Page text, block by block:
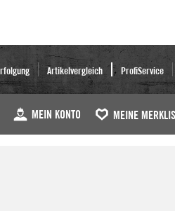
Artikelvergleich ProfiService
MEIN KONTO MEINE